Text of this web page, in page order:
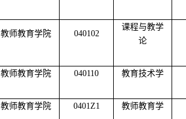
教师教育学院 040102
课程与教学
论
教师教育学院 040110 教育技术学
教师教育学院 0401Z1 教师教育学